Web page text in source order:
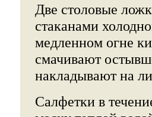
Две столовые
стаканами
медленном огне
смачивают
накладывают на
Салфетки в